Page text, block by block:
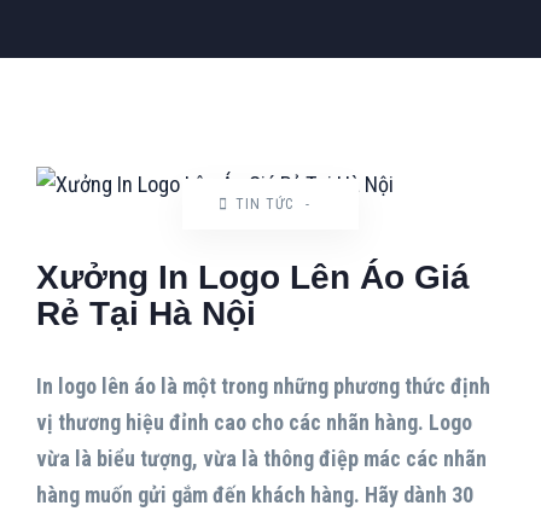
TIN TỨC -
Xưởng In Logo Lên Áo Giá
Rẻ Tại Hà Nội
In logo lên áo là một trong những phương thức định
vị thương hiệu đỉnh cao cho các nhãn hàng. Logo
vừa là biểu tượng, vừa là thông điệp mác các nhãn
hàng muốn gửi gắm đến khách hàng. Hãy dành 30